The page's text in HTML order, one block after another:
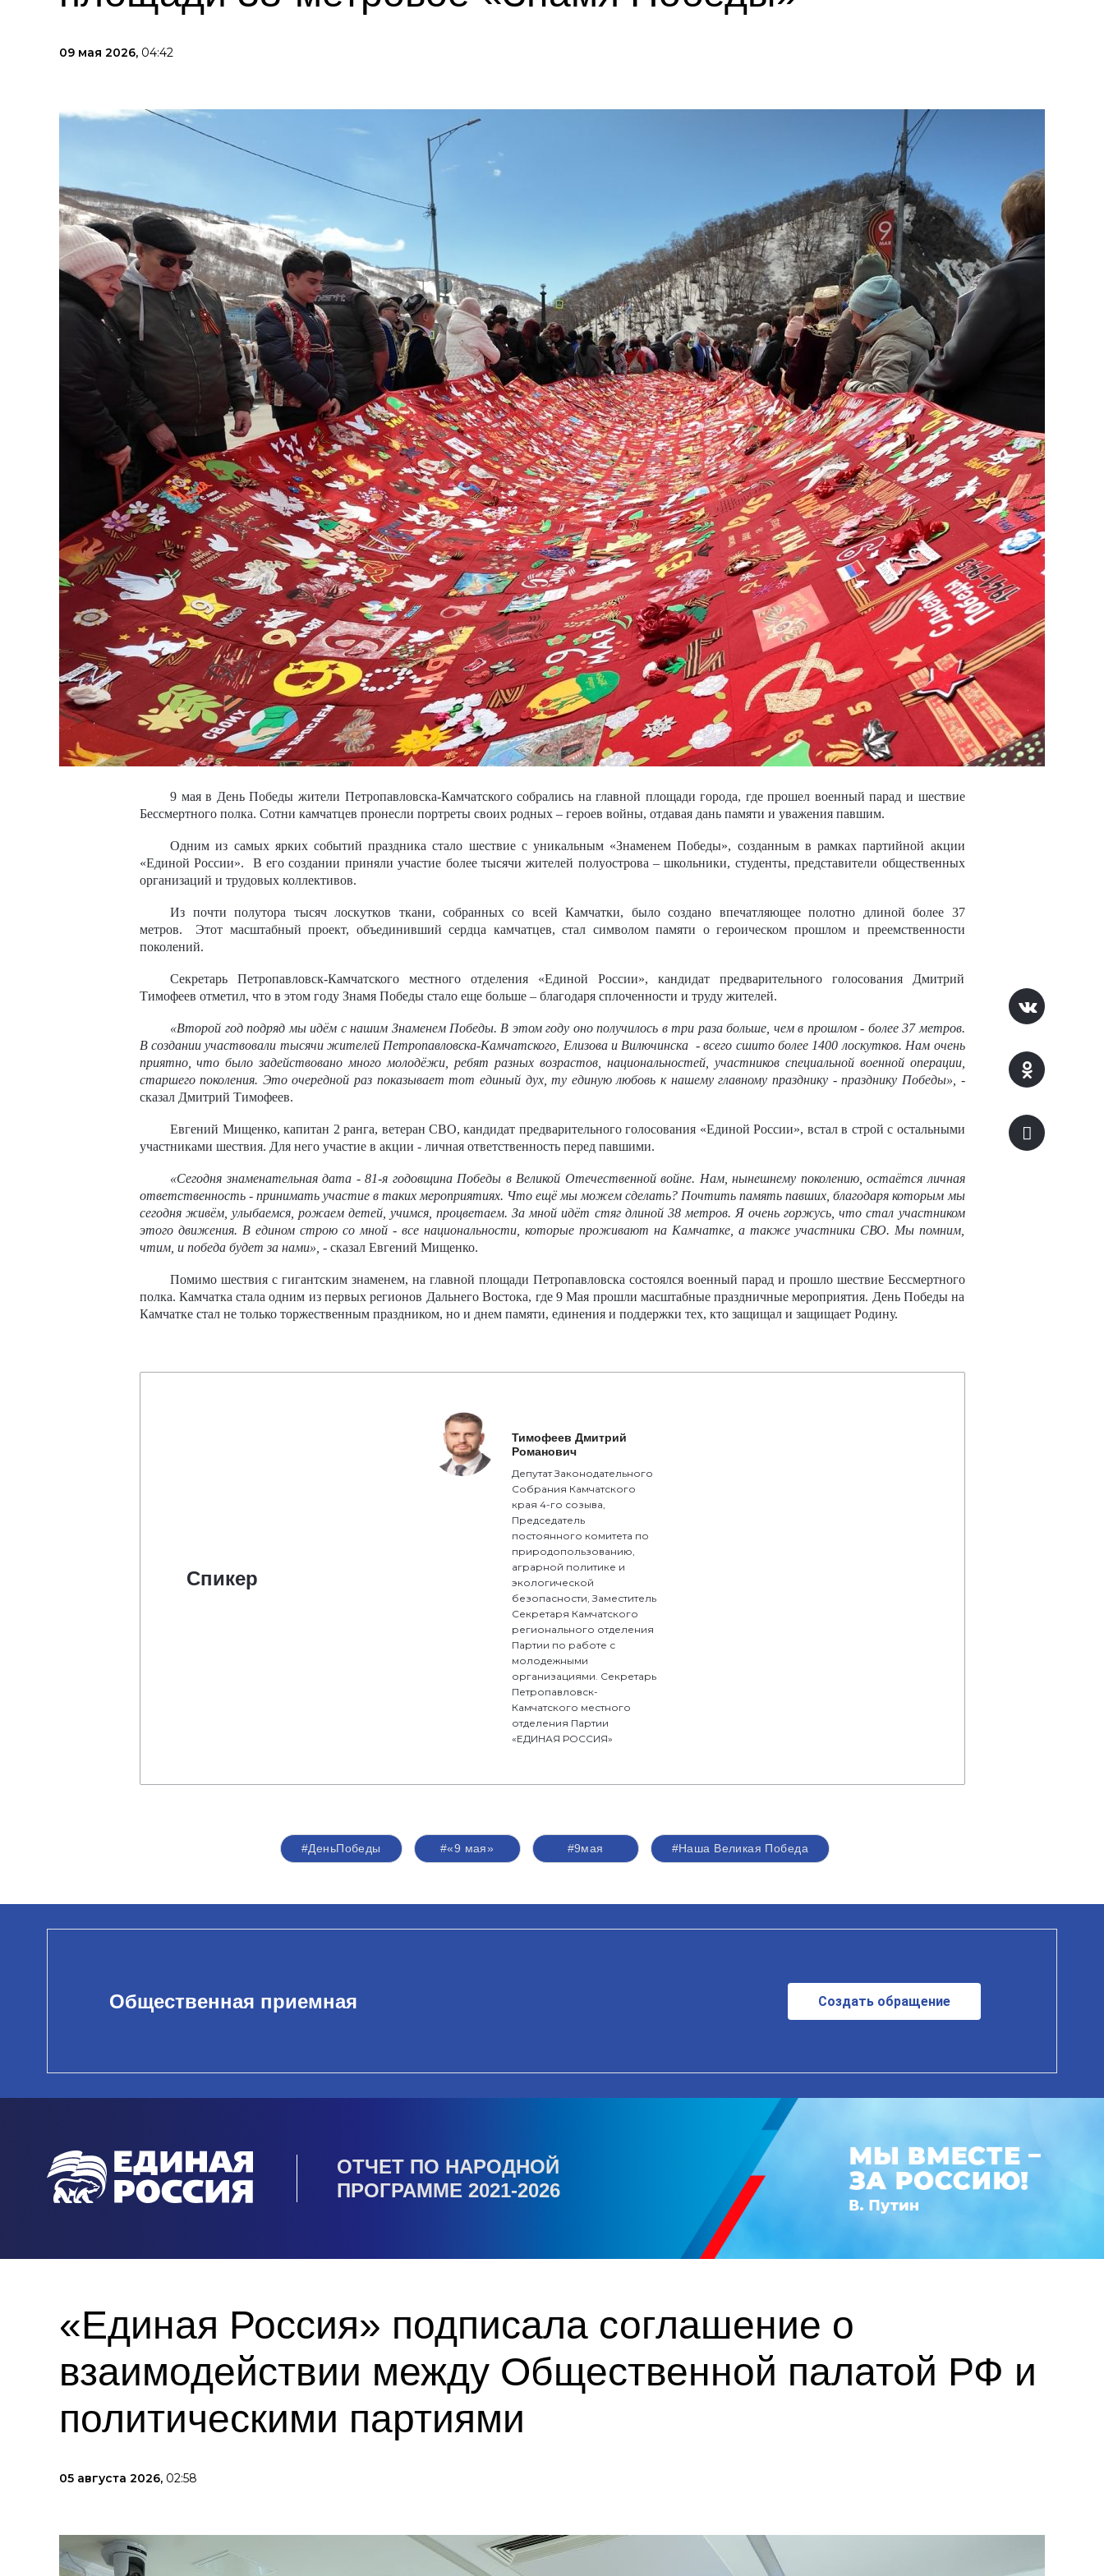
09 мая 2026, 04:42
9 мая в День Победы жители Петропавловска-Камчатского собрались на главной площади города, где прошел военный парад и шествие
Бессмертного полка. Сотни камчатцев пронесли портреты своих родных – героев войны, отдавая дань памяти и уважения павшим.
Одним из самых ярких событий праздника стало шествие с уникальным «Знаменем Победы», созданным в рамках партийной акции
«Единой России». В его создании приняли участие более тысячи жителей полуострова – школьники, студенты, представители общественных
организаций и трудовых коллективов.
Из почти полутора тысяч лоскутков ткани, собранных со всей Камчатки, было создано впечатляющее полотно длиной более 37
метров. Этот масштабный проект, объединивший сердца камчатцев, стал символом памяти о героическом прошлом и преемственности
поколений.
Секретарь Петропавловск-Камчатского местного отделения «Единой России», кандидат предварительного голосования Дмитрий
Тимофеев отметил, что в этом году Знамя Победы стало еще больше – благодаря сплоченности и труду жителей.
«Второй год подряд мы идём с нашим Знаменем Победы. В этом году оно получилось в три раза больше, чем в прошлом - более 37 метров.
В создании участвовали тысячи жителей Петропавловска-Камчатского, Елизова и Вилючинска - всего сшито более 1400 лоскутков. Нам очень
приятно, что было задействовано много молодёжи, ребят разных возрастов, национальностей, участников специальной военной операции,
старшего поколения. Это очередной раз показывает тот единый дух, ту единую любовь к нашему главному празднику - празднику Победы»,
-
сказал Дмитрий Тимофеев.
Евгений Мищенко, капитан 2 ранга, ветеран СВО, кандидат предварительного голосования «Единой России», встал в строй с остальными
участниками шествия. Для него участие в акции - личная ответственность перед павшими.
«Сегодня знаменательная дата - 81-я годовщина Победы в Великой Отечественной войне. Нам, нынешнему поколению, остаётся личная
ответственность - принимать участие в таких мероприятиях. Что ещё мы можем сделать? Почтить память павших, благодаря которым мы
сегодня живём, улыбаемся, рожаем детей, учимся, процветаем. За мной идёт стяг длиной 38 метров. Я очень горжусь, что стал участником
этого движения. В едином строю со мной - все национальности, которые проживают на Камчатке, а также участники СВО. Мы помним,
чтим, и победа будет за нами», - сказал Евгений Мищенко.
Помимо шествия с гигантским знаменем, на главной площади Петропавловска состоялся военный парад и прошло шествие Бессмертного
полка. Камчатка стала одним из первых регионов Дальнего Востока, где 9 Мая прошли масштабные праздничные мероприятия. День Победы на
Камчатке стал не только торжественным праздником, но и днем памяти, единения и поддержки тех, кто защищал и защищает Родину.
Спикер
Тимофеев Дмитрий
Романович
Депутат Законодательного
Собрания Камчатского
края 4-го созыва,
Председатель
постоянного комитета по
природопользованию,
аграрной политике и
экологической
безопасности, Заместитель
Секретаря Камчатского
регионального отделения
Партии по работе с
молодежными
организациями. Секретарь
Петропавловск-
Камчатского местного
отделения Партии
«ЕДИНАЯ РОССИЯ»
#ДеньПобеды #«9 мая» #9мая #Наша Великая Победа
Общественная приемная Создать обращение
ОТЧЕТ ПО НАРОДНОЙ
ПРОГРАММЕ 2021-2026
«Единая Россия» подписала соглашение о
взаимодействии между Общественной палатой РФ и
политическими партиями
05 августа 2026, 02:58